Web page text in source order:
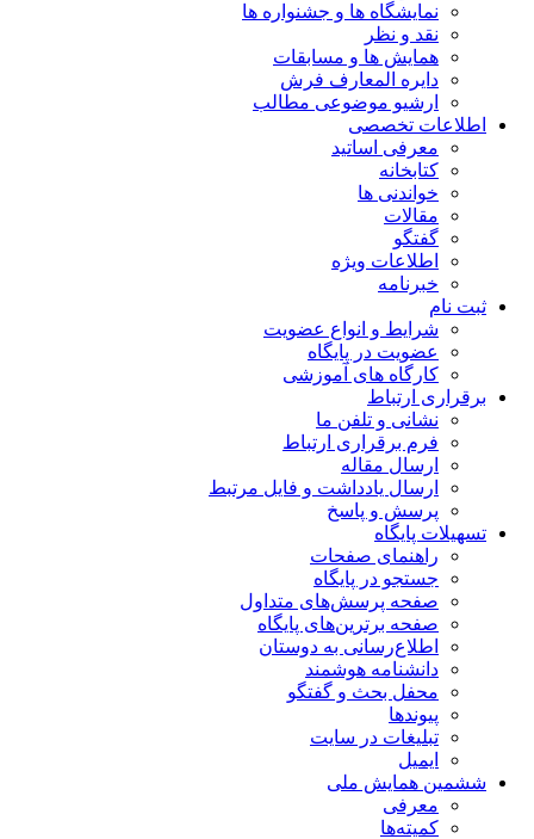
نمایشگاه ها و جشنواره ها
نقد و نظر
همایش ها و مسابقات
دایره المعارف فرش
ارشیو موضوعی مطالب
اطلاعات تخصصی
معرفی اساتید
کتابخانه
خواندنی ها
مقالات
گفتگو
اطلاعات ویژه
خبرنامه
ثبت نام
شرایط و انواع عضویت
عضویت در پایگاه
کارگاه های آموزشی
برقراری ارتباط
نشانی و تلفن ما
فرم برقراری ارتباط
ارسال مقاله
ارسال یادداشت و فایل مرتبط
پرسش و پاسخ
تسهیلات پایگاه
راهنمای صفحات
جستجو در پایگاه
صفحه پرسش‌های متداول
صفحه برترین‌های پایگاه
اطلاع‌رسانی به دوستان
دانشنامه هوشمند
محفل بحث و گفتگو
پیوندها
تبلیغات در سایت
ایمیل
ششمین همایش ملی
معرفی
کمیته‌ها